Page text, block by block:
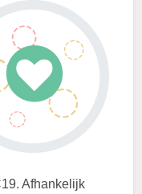
Afhankelijk